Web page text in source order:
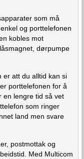
som må
og porttelefonen
kobles mot
dørpumpe
er att du alltid kan si
porttelefonen for å
en lengre tid så vet
som ringer
land men svare
postmottak og
Med Multicom